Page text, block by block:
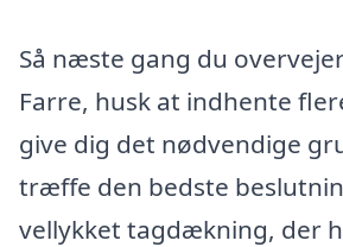
Så næste gang du
Farre, husk at indhente
give dig det nødvendige
træffe den bedste
vellykket tagdækning, der